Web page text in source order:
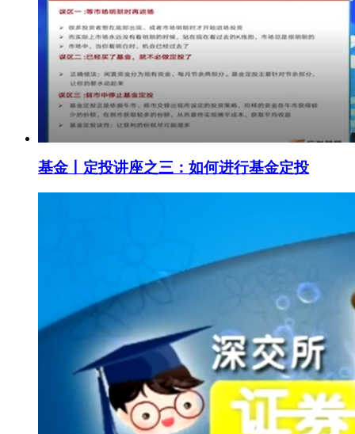
基金丨定投讲座之三：如何进行基金定投